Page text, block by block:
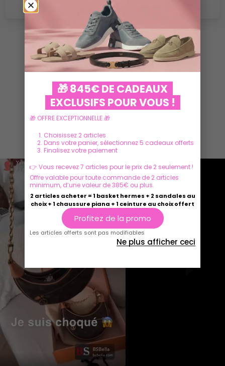
VOIR PLUS
Ils parlent de nous
Play
🎁 845€ DE CADEAUX
EXCLUSIFS POUR VOUS !
🎁 OFFRE EXCEPTIONNELLE 🎁
Choisissez 2 articles
Dans votre panier, sélectionnez 5 cadeaux offerts
Finalisez votre paiement
👉 Vous recevez 7 articles pour le prix de 2 seulement !
Offre valable pour toute commande de 2 articles
minimum, d’une valeur de 385€ ou plus.
2 articles acheter = 1 basket hermes + 2 sandales au
choix + 1 chaussure piana + 1 ceinture au choix offert
Profitez de la promo
Les articles offerts sont pas modifiables
Ne plus afficher ceci